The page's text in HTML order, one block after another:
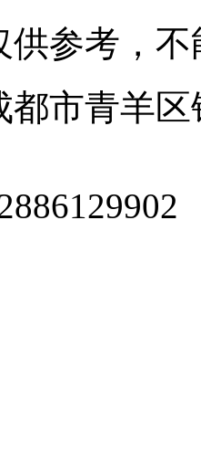
供参考，
都市青羊